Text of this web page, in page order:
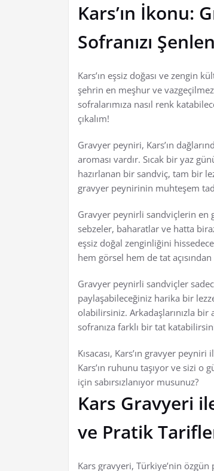
Kars’ın İkonu:
Sofranızı
Kars’ın eşsiz doğası ve zengin
şehrin en meşhur ve
sofralarımıza nasıl renk
çıkalım!
Gravyer peyniri, Kars’ın
aroması vardır. Sıcak bir yaz
hazırlanan bir sandviç, tam bir
gravyer peynirinin muhteşem
Gravyer peynirli sandviçlerin en
sebzeler, baharatlar ve hatta
eşsiz doğal zenginliğini
hem görsel hem de tat
Gravyer peynirli sandviçler
paylaşabileceğiniz harika bir
olabilirsiniz. Arkadaşlarınızla
sofranıza farklı bir tat
Kısacası, Kars’ın gravyer
Kars’ın ruhunu taşıyor ve sizi
için sabırsızlanıyor musunuz?
Kars Gravyeri
ve Pratik
Kars gravyeri, Türkiye’nin